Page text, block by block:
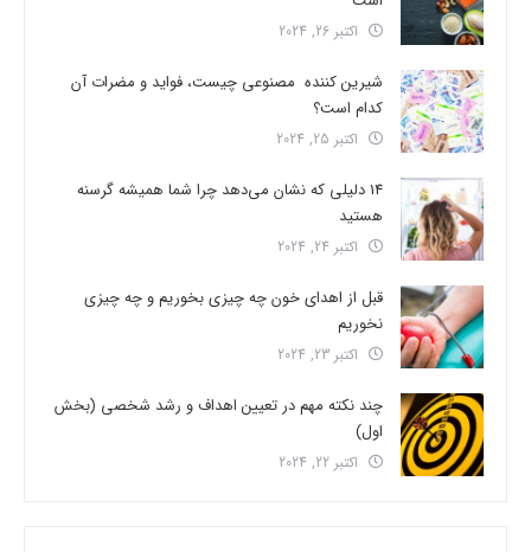
اکتبر 26, 2024
شیرین کننده مصنوعی چیست، فواید و مضرات آن
کدام است؟
اکتبر 25, 2024
14 دلیلی که نشان می‌دهد چرا شما همیشه گرسنه
هستید
اکتبر 24, 2024
قبل از اهدای خون چه چیزی بخوریم و چه چیزی
نخوریم
اکتبر 23, 2024
چند نکته مهم در تعیین اهداف و رشد شخصی (بخش
اول)
اکتبر 22, 2024